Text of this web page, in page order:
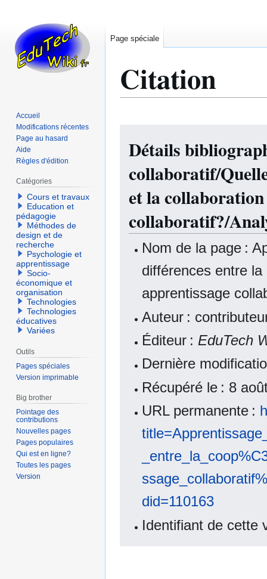
Citation
navigation
recherche
Détails
collaboratif/
et la
collaboratif?/
Nom de la page :
différences entre
apprentissage
Auteur :
Éditeur : EduTech
Dernière
Récupéré le : 8
URL permanente :
did=110163
Identifiant de cette
Page spéciale
Accueil
Modifications récentes
Page au hasard
Aide
Règles d'édition
Catégories
Cours et travaux
Education et
pédagogie
Méthodes de
design et de
recherche
Psychologie et
apprentissage
Socio-
économique et
organisation
Technologies
Technologies
éducatives
Variées
Outils
Pages spéciales
Version imprimable
Big brother
Pointage des
contributions
Nouvelles pages
Pages populaires
Qui est en ligne?
Toutes les pages
Version